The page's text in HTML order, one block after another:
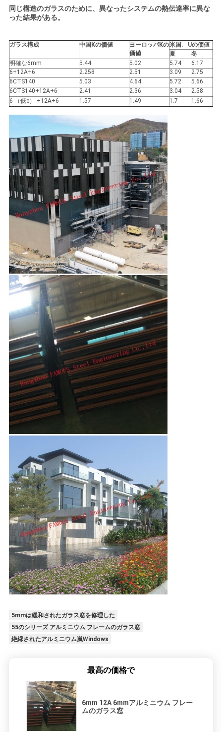
を
要
求
し
な
さ
い
地
図
PRIVACY
POLICY
同じ構造のガラスのために、異なったシステムの熱伝達率に異な
った結果がある。
ガラス構成 中国Kの価値
ヨーロッパKの
価値
米国. Uの価値
夏
冬
明確な6mm
5.44 5.02 5.74
6.17
6+12A+6
2.258 2.51 3.09
2.75
6CTS140
5.03 4.64 5.72
5.66
6CTS140+12A+6
2.41 2.36 3.04
2.58
6 （低e） +12A+6
1.57 1.49 1.7 1.66
5mmは緩和されたガラス窓を修理した
55のシリーズ アルミニウム フレームのガラス窓
絶縁されたアルミニウム嵐Windows
最高の価格で
6mm 12A 6mmアルミニウム フレー
ムのガラス窓